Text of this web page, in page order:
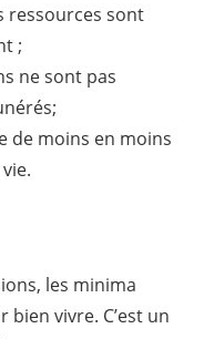
ressources sont
;
ne sont pas
de moins en moins
les minima
bien vivre. C’est un